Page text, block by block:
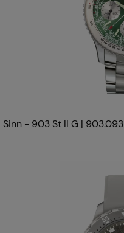
Sinn - 903 St II G | 903.093